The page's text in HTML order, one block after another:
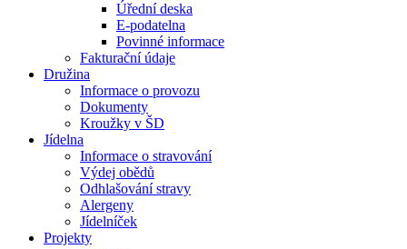
Úřední deska
E-podatelna
Povinné informace
Fakturační údaje
Družina
Informace o provozu
Dokumenty
Kroužky v ŠD
Jídelna
Informace o stravování
Výdej obědů
Odhlašování stravy
Alergeny
Jídelníček
Projekty